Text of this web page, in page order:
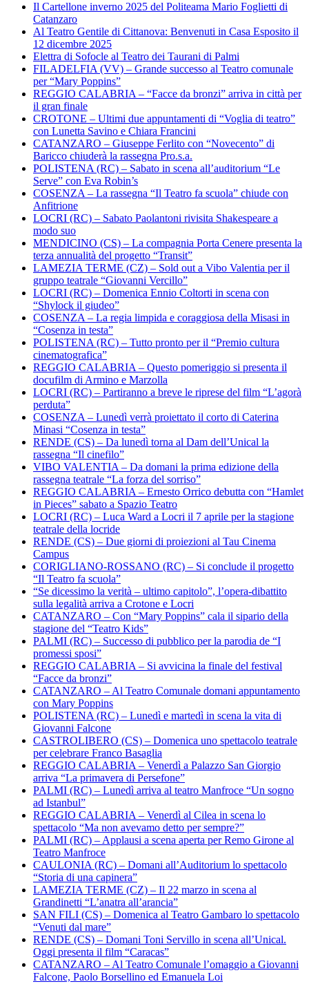
Il Cartellone inverno 2025 del Politeama Mario Foglietti di
Catanzaro
Al Teatro Gentile di Cittanova: Benvenuti in Casa Esposito il
12 dicembre 2025
Elettra di Sofocle al Teatro dei Taurani di Palmi
FILADELFIA (VV) – Grande successo al Teatro comunale
per “Mary Poppins”
REGGIO CALABRIA – “Facce da bronzi” arriva in città per
il gran finale
CROTONE – Ultimi due appuntamenti di “Voglia di teatro”
con Lunetta Savino e Chiara Francini
CATANZARO – Giuseppe Ferlito con “Novecento” di
Baricco chiuderà la rassegna Pro.s.a.
POLISTENA (RC) – Sabato in scena all’auditorium “Le
Serve” con Eva Robin’s
COSENZA – La rassegna “Il Teatro fa scuola” chiude con
Anfitrione
LOCRI (RC) – Sabato Paolantoni rivisita Shakespeare a
modo suo
MENDICINO (CS) – La compagnia Porta Cenere presenta la
terza annualità del progetto “Transit”
LAMEZIA TERME (CZ) – Sold out a Vibo Valentia per il
gruppo teatrale “Giovanni Vercillo”
LOCRI (RC) – Domenica Ennio Coltorti in scena con
“Shylock il giudeo”
COSENZA – La regia limpida e coraggiosa della Misasi in
“Cosenza in testa”
POLISTENA (RC) – Tutto pronto per il “Premio cultura
cinematografica”
REGGIO CALABRIA – Questo pomeriggio si presenta il
docufilm di Armino e Marzolla
LOCRI (RC) – Partiranno a breve le riprese del film “L’agorà
perduta”
COSENZA – Lunedì verrà proiettato il corto di Caterina
Minasi “Cosenza in testa”
RENDE (CS) – Da lunedì torna al Dam dell’Unical la
rassegna “Il cinefilo”
VIBO VALENTIA – Da domani la prima edizione della
rassegna teatrale “La forza del sorriso”
REGGIO CALABRIA – Ernesto Orrico debutta con “Hamlet
in Pieces” sabato a Spazio Teatro
LOCRI (RC) – Luca Ward a Locri il 7 aprile per la stagione
teatrale della locride
RENDE (CS) – Due giorni di proiezioni al Tau Cinema
Campus
CORIGLIANO-ROSSANO (RC) – Si conclude il progetto
“Il Teatro fa scuola”
“Se dicessimo la verità – ultimo capitolo”, l’opera-dibattito
sulla legalità arriva a Crotone e Locri
CATANZARO – Con “Mary Poppins” cala il sipario della
stagione del “Teatro Kids”
PALMI (RC) – Successo di pubblico per la parodia de “I
promessi sposi”
REGGIO CALABRIA – Si avvicina la finale del festival
“Facce da bronzi”
CATANZARO – Al Teatro Comunale domani appuntamento
con Mary Poppins
POLISTENA (RC) – Lunedì e martedì in scena la vita di
Giovanni Falcone
CASTROLIBERO (CS) – Domenica uno spettacolo teatrale
per celebrare Franco Basaglia
REGGIO CALABRIA – Venerdì a Palazzo San Giorgio
arriva “La primavera di Persefone”
PALMI (RC) – Lunedì arriva al teatro Manfroce “Un sogno
ad Istanbul”
REGGIO CALABRIA – Venerdì al Cilea in scena lo
spettacolo “Ma non avevamo detto per sempre?”
PALMI (RC) – Applausi a scena aperta per Remo Girone al
Teatro Manfroce
CAULONIA (RC) – Domani all’Auditorium lo spettacolo
“Storia di una capinera”
LAMEZIA TERME (CZ) – Il 22 marzo in scena al
Grandinetti “L’anatra all’arancia”
SAN FILI (CS) – Domenica al Teatro Gambaro lo spettacolo
“Venuti dal mare”
RENDE (CS) – Domani Toni Servillo in scena all’Unical.
Oggi presenta il film “Caracas”
CATANZARO – Al Teatro Comunale l’omaggio a Giovanni
Falcone, Paolo Borsellino ed Emanuela Loi